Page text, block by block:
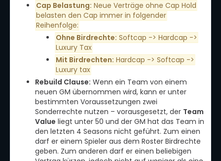
Cap Belastung: Neue Verträge ohne Cap Hold
belasten den Cap immer in folgender
Reihenfolge:
Ohne Birdrechte: Softcap -> Hardcap ->
Luxury Tax
Mit Birdrechten: Hardcap -> Softcap ->
Luxury tax
Rebuild Clause: Wenn ein Team von einem
neuen GM übernommen wird, kann er unter
bestimmten Voraussetzungen zwei
Sonderrechte nutzen – vorausgesetzt, der Team
Value liegt unter 50 und der GM hat das Team in
den letzten 4 Seasons nicht geführt. Zum einen
darf er einem Spieler aus dem Roster Birdrechte
geben. Zum anderen darf er einen beliebigen